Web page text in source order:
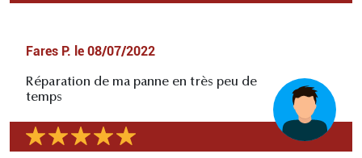
Fares P. le 08/07/2022
Réparation de ma panne en très peu de
temps